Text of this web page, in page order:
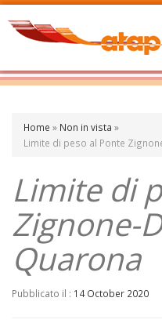
Home » Non in vista »
Limite di peso al Ponte
Limite di
Zignone-
Quarona
Pubblicato il : 14 October 2020